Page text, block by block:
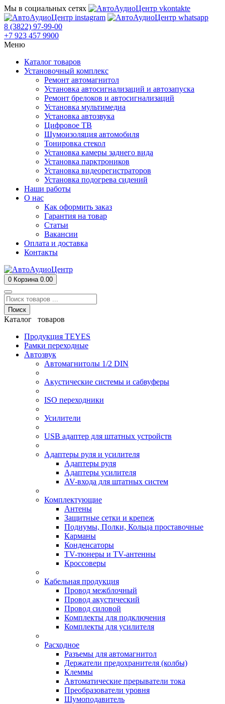
Мы в социальных сетях
8 (3822) 97-99-00
+7 923 457 9900
Меню
Каталог товаров
Установочный комплекс
Ремонт автомагнитол
Установка автосигнализаций и автозапуска
Ремонт брелоков и автосигнализаций
Установка мультимедиа
Установка автозвука
Цифровое ТВ
Шумоизоляция автомобиля
Тонировка стекол
Установка камеры заднего вида
Установка парктроников
Установка видеорегистраторов
Установка подогрева сидений
Наши работы
О нас
Как оформить заказ
Гарантия на товар
Статьи
Вакансии
Оплата и доставка
Контакты
0 Корзина 0.00
Поиск
Каталог товаров
Продукция TEYES
Рамки переходные
Автозвук
Автомагнитолы 1/2 DIN
Акустические системы и сабвуферы
ISO переходники
Усилители
USB адаптер для штатных устройств
Адаптеры руля и усилителя
Адаптеры руля
Адаптеры усилителя
AV-входа для штатных систем
Комплектующие
Антены
Защитные сетки и крепеж
Подиумы, Полки, Кольца проставочные
Карманы
Конденсаторы
TV-тюнеры и TV-антенны
Кроссоверы
Кабельная продукция
Провод межблочный
Провод акустический
Провод силовой
Комплекты для подключения
Комплекты для усилителя
Расходное
Разъемы для автомагнитол
Держатели предохранителя (колбы)
Клеммы
Автоматические прерыватели тока
Преобразователи уровня
Шумоподавитель